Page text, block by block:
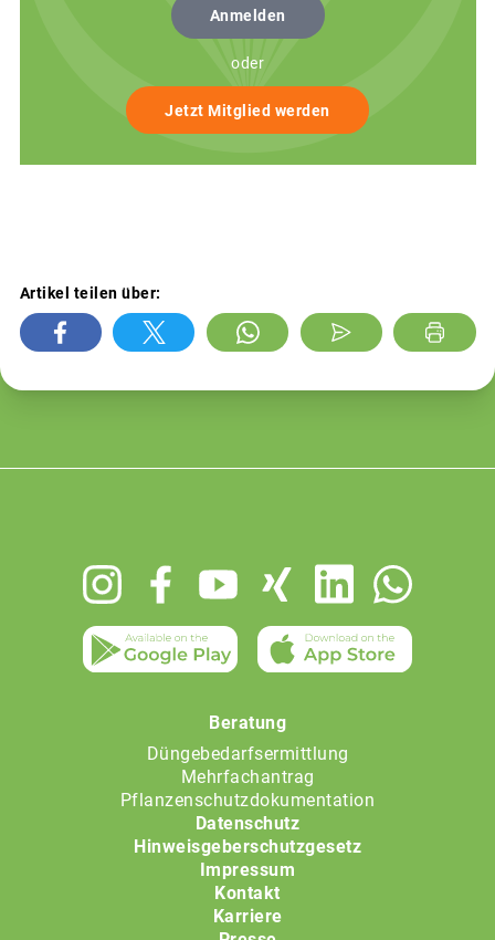
Anmelden
oder
Jetzt Mitglied werden
Artikel teilen über:
Beratung
Düngebedarfsermittlung
Mehrfachantrag
Pflanzenschutzdokumentation
Datenschutz
Hinweisgeberschutzgesetz
Impressum
Kontakt
Karriere